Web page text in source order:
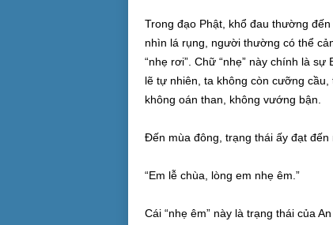
Trong đạo Phật, khổ đau thường
nhìn lá rụng, người thường có thể
“nhẹ rơi”. Chữ “nhẹ” này chính là
lẽ tự nhiên, ta không còn cưỡng
không oán than, không vướng bận.
Đến mùa đông, trạng thái ấy đạt đến
“Em lễ chùa, lòng em nhẹ êm.”
Cái “nhẹ êm” này là trạng thái của